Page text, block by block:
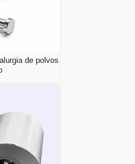
de polvos